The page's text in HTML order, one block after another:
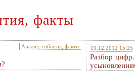
факты
Анализ, события, факты 19.12.2012 15:25
Разбор